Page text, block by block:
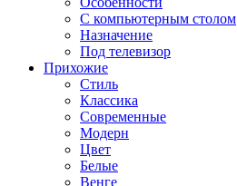
С компьютерным столом
Назначение
Под телевизор
Прихожие
Стиль
Классика
Современные
Модерн
Цвет
Белые
Венге